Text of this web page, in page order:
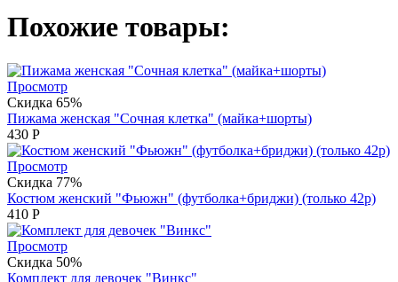
Похожие товары:
Просмотр
Скидка 65%
Пижама женская "Сочная клетка" (майка+шорты)
430 Р
Просмотр
Скидка 77%
Костюм женский "Фьюжн" (футболка+бриджи) (только 42р)
410 Р
Просмотр
Скидка 50%
Комплект для девочек "Винкс"